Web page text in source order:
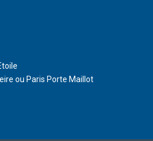
ou Paris Porte Maillot